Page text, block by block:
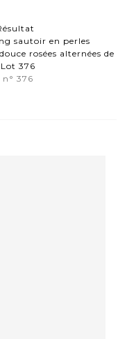
sautoir en perles
rosées alternées de
376
n° 376